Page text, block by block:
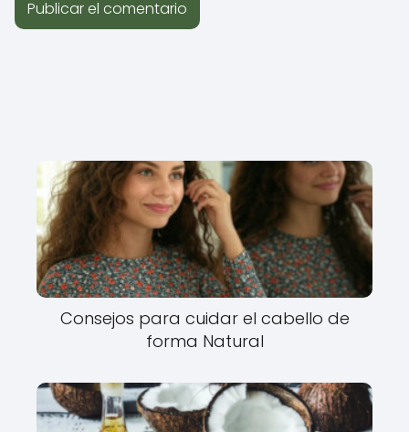
Consejos para cuidar el cabello de
forma Natural